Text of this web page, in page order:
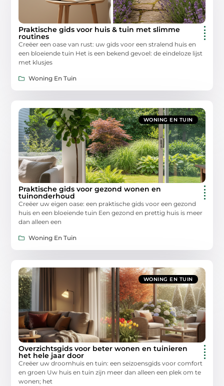
Praktische gids voor huis & tuin met slimme
routines
Creëer een oase van rust: uw gids voor een stralend huis en
een bloeiende tuin Het is een bekend gevoel: de eindeloze lijst
met klusjes
Woning En Tuin
WONING EN TUIN
Praktische gids voor gezond wonen en
tuinonderhoud
Creëer uw eigen oase: een praktische gids voor een gezond
huis en een bloeiende tuin Een gezond en prettig huis is meer
dan alleen een
Woning En Tuin
WONING EN TUIN
Overzichtsgids voor beter wonen en tuinieren
het hele jaar door
Creëer uw droomhuis en tuin: een seizoensgids voor comfort
en groen Uw huis en tuin zijn meer dan alleen een plek om te
wonen; het